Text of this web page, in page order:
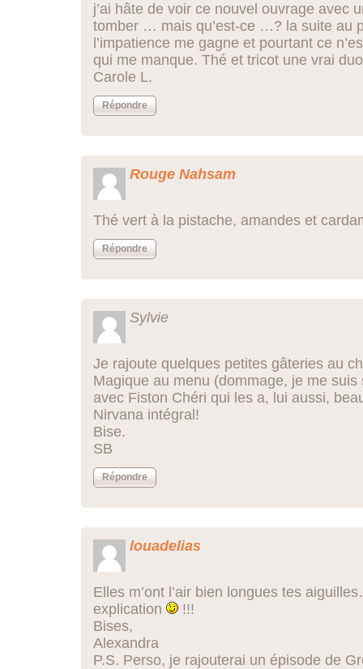
j’ai hâte de voir ce nouvel ouvrage avec
tomber … mais qu’est-ce …? la suite au
l’impatience me gagne et pourtant ce
qui me manque. Thé et tricot une vrai
Carole L.
Répondre
Rouge Nahsam
Thé vert à la pistache, amandes et
Répondre
Sylvie
Je rajoute quelques petites gâteries au
Magique au menu (dommage, je me
avec Fiston Chéri qui les a, lui aussi,
Nirvana intégral!
Bise.
SB
Répondre
louadelias
Elles m’ont l’air bien longues tes
explication
!!!
Bises,
Alexandra
P.S. Perso, je rajouterai un épisode de